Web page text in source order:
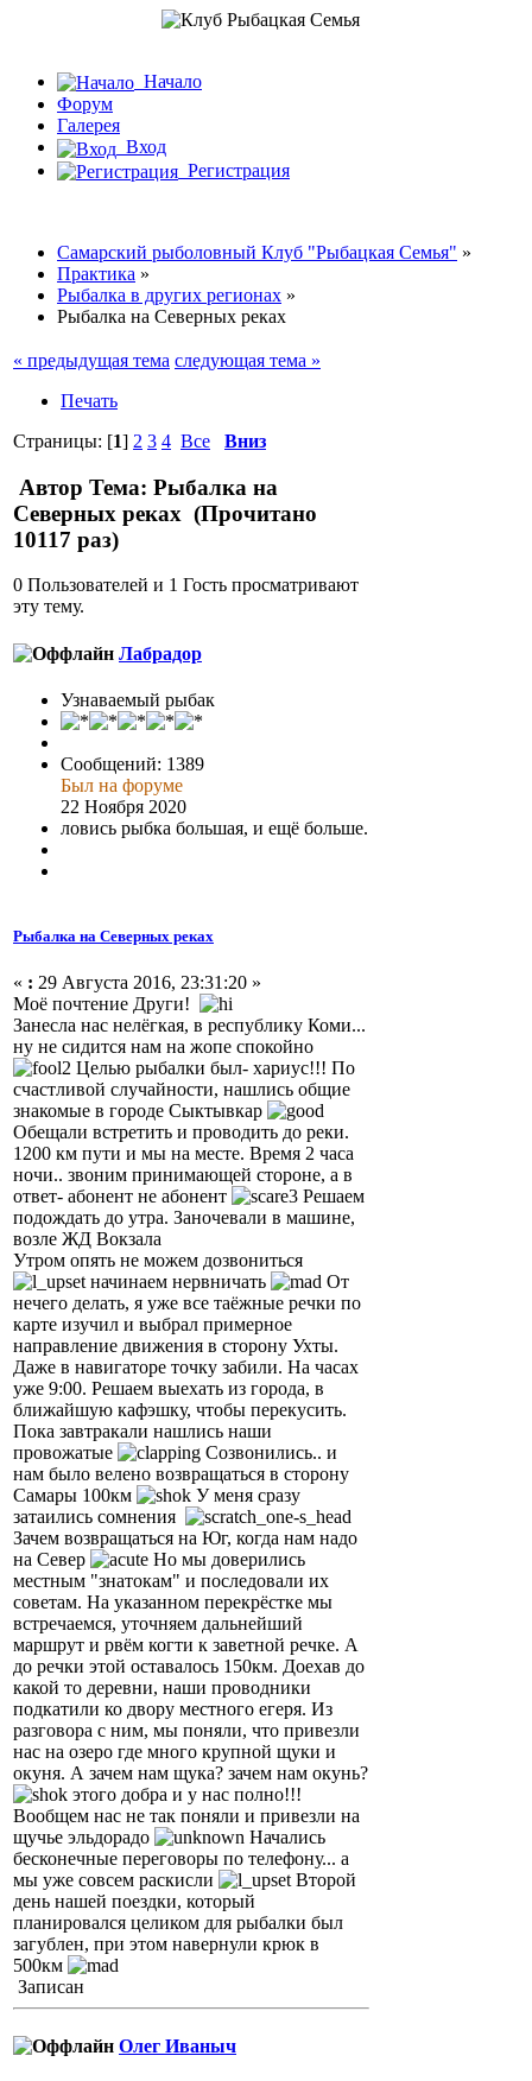
Начало
Форум
Галерея
Вход
Регистрация
Самарский рыболовный Клуб "Рыбацкая Семья" »
Практика »
Рыбалка в других регионах »
Рыбалка на Северных реках
« предыдущая тема следующая тема »
Печать
Страницы: [1] 2 3 4 Все Вниз
Автор Тема: Рыбалка на
Северных реках (Прочитано
10117 раз)
0 Пользователей и 1 Гость просматривают
эту тему.
Лабрадор
Узнаваемый рыбак
Сообщений: 1389
Был на форуме
22 Ноября 2020
ловись рыбка большая, и ещё больше.
Рыбалка на Северных реках
« : 29 Августа 2016, 23:31:20 »
Моё почтение Други!
Занесла нас нелёгкая, в республику Коми...
ну не сидится нам на жопе спокойно
Целью рыбалки был- хариус!!! По
счастливой случайности, нашлись общие
знакомые в городе Сыктывкар
Обещали встретить и проводить до реки.
1200 км пути и мы на месте. Время 2 часа
ночи.. звоним принимающей стороне, а в
ответ- абонент не абонент
Решаем
подождать до утра. Заночевали в машине,
возле ЖД Вокзала
Утром опять не можем дозвониться
начинаем нервничать
От
нечего делать, я уже все таёжные речки по
карте изучил и выбрал примерное
направление движения в сторону Ухты.
Даже в навигаторе точку забили. На часах
уже 9:00. Решаем выехать из города, в
ближайшую кафэшку, чтобы перекусить.
Пока завтракали нашлись наши
провожатые
Созвонились.. и
нам было велено возвращаться в сторону
Самары 100км
У меня сразу
затаились сомнения
Зачем возвращаться на Юг, когда нам надо
на Север
Но мы доверились
местным "знатокам" и последовали их
советам. На указанном перекрёстке мы
встречаемся, уточняем дальнейший
маршрут и рвём когти к заветной речке. А
до речки этой оставалось 150км. Доехав до
какой то деревни, наши проводники
подкатили ко двору местного егеря. Из
разговора с ним, мы поняли, что привезли
нас на озеро где много крупной щуки и
окуня. А зачем нам щука? зачем нам окунь?
этого добра и у нас полно!!!
Вообщем нас не так поняли и привезли на
щучье эльдорадо
Начались
бесконечные переговоры по телефону... а
мы уже совсем раскисли
Второй
день нашей поездки, который
планировался целиком для рыбалки был
загублен, при этом навернули крюк в
500км
Записан
Олег Иваныч